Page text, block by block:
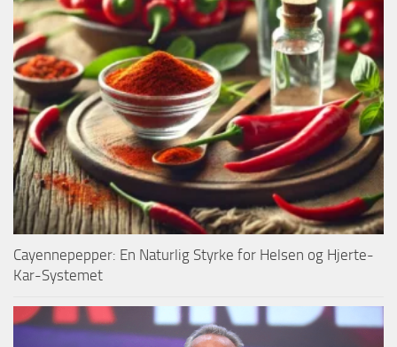
Cayennepepper: En Naturlig Styrke for Helsen og Hjerte-
Kar-Systemet